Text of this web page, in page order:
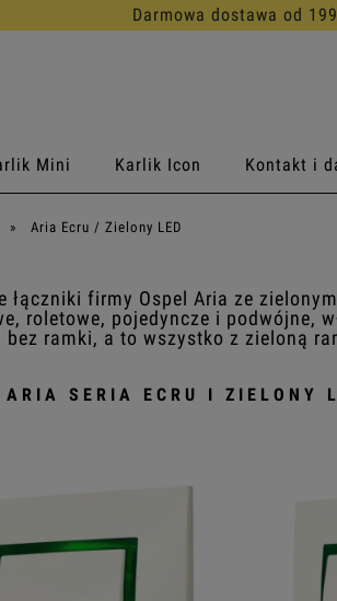
30 dni na darmowy
Mini Karlik Icon Kontakt i
» Aria Ecru / Zielony LED
łączniki firmy Ospel Aria ze
roletowe, pojedyncze i podwójne,
bez ramki, a to wszystko z zieloną
ARIA SERIA ECRU I ZIELONY